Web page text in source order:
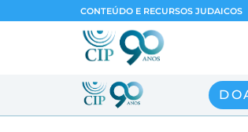
CONTEÚDO E RECURSOS JUDAICOS